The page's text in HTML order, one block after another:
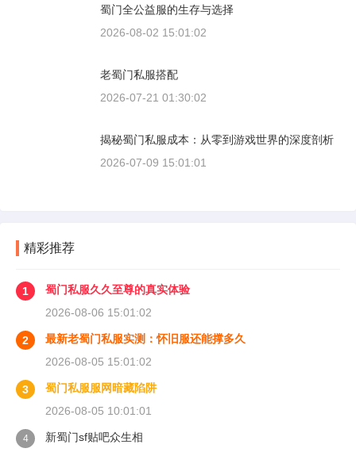
蜀门全公益服的生存与选择
2026-08-02 15:01:02
老蜀门私服搭配
2026-07-21 01:30:02
揭秘蜀门私服成本：从零到游戏世界的深度剖析
2026-07-09 15:01:01
精彩推荐
1
蜀门私服久久至尊的真实体验
2026-08-06 15:01:02
2
最新老蜀门私服实测：怀旧服还能撑多久
2026-08-05 15:01:02
3
蜀门私服服网暗藏陷阱
2026-08-05 10:01:01
4
新蜀门sf贴吧众生相